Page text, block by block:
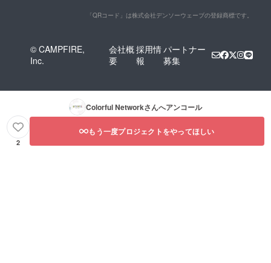
「QRコード」は株式会社デンソーウェーブの登録商標です。
© CAMPFIRE,
Inc.
会社概
要
採用情
報
パートナー
募集
Colorful Networkさんへアンコール
2
もう一度プロジェクトをやってほしい